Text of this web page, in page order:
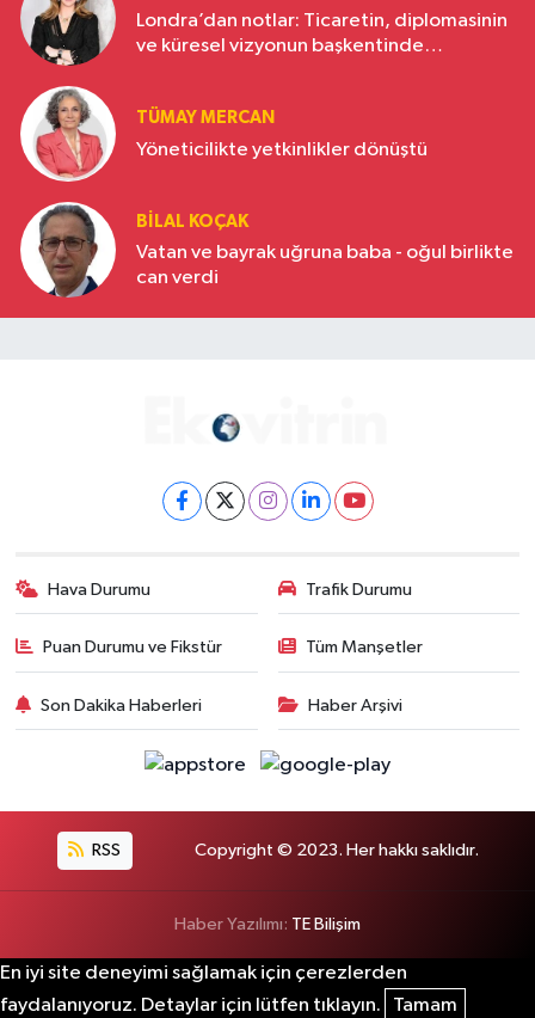
Londra’dan notlar: Ticaretin, diplomasinin
ve küresel vizyonun başkentinde
TÜMAY MERCAN
Yöneticilikte yetkinlikler dönüştü
BILAL KOÇAK
Vatan ve bayrak uğruna baba - oğul birlikte
can verdi
Hava Durumu Trafik Durumu
Puan Durumu ve Fikstür Tüm Manşetler
Son Dakika Haberleri Haber Arşivi
RSS Copyright © 2023. Her hakkı saklıdır.
Haber Yazılımı: TE Bilişim
En iyi site deneyimi sağlamak için çerezlerden
faydalanıyoruz. Detaylar için lütfen tıklayın.
Tamam